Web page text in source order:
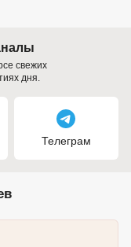
свежих
дня.
Телеграм